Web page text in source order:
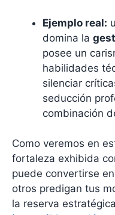
Ejemplo real:
domina la
posee un
habilidades
silenciar
seducción
combinación
Como veremos en
fortaleza exhibida
puede convertirse
otros predigan tus
la reserva